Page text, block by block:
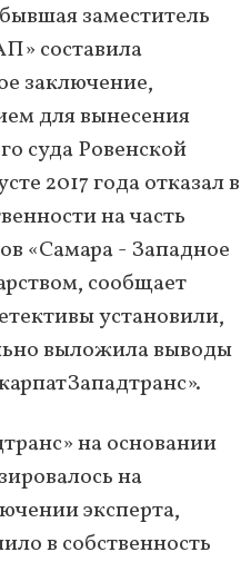
заместитель
составила
заключение,
для вынесения
суда Ровенской
2017 года отказал в
на часть
«Самара - Западное
сообщает
установили,
выложила выводы
на основании
на
эксперта,
в собственность